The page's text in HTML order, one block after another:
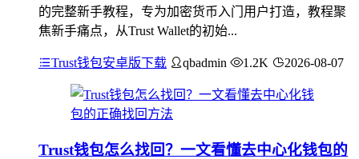
的完整新手教程，专为加密货币入门用户打造，教程聚
焦新手痛点，从Trust Wallet的初始...
Trust钱包安卓版下载 qbadmin 1.2K 2026-08-07
Trust钱包怎么找回？一文看懂去中心化钱包的